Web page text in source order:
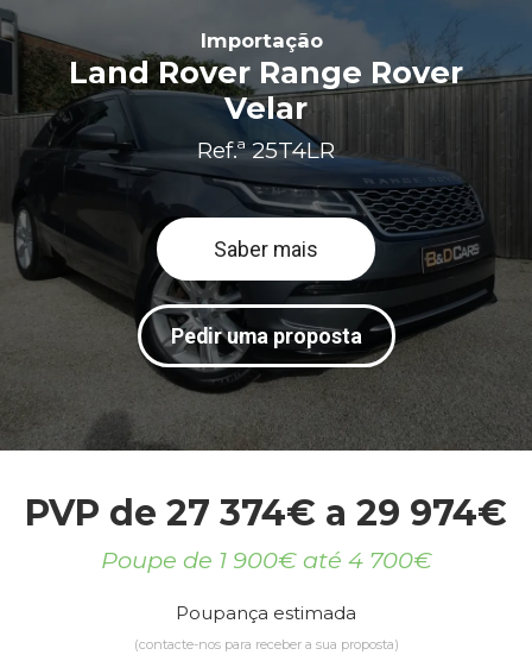
Importação
Land Rover Range Rover
Velar
Ref.ª 25T4LR
Saber mais
Pedir uma proposta
PVP de 27 374€ a 29 974€
Poupe de 1 900€ até 4 700€
Poupança estimada
(contacte-nos para receber a sua proposta)